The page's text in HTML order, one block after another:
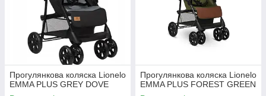
Прогулянкова коляска Lionelo
EMMA PLUS GREY DOVE
Прогулянкова коляска Lionelo
EMMA PLUS FOREST GREEN